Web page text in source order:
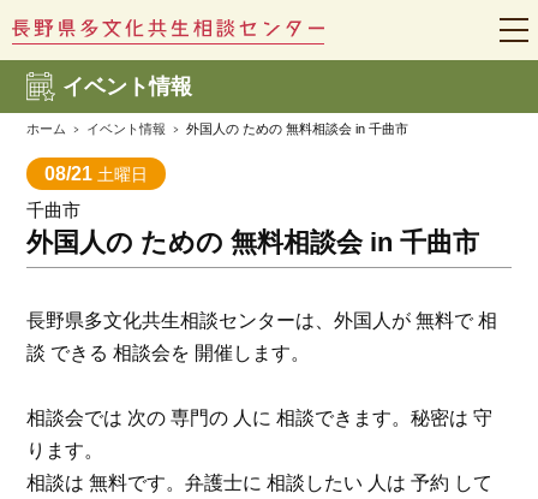
t
l
イベント情報
ホーム イベント情報 外国人の ための 無料相談会 in 千曲市
08/21 土曜日
千曲市
外国人の ための 無料相談会 in 千曲市
長野県多文化共生相談センターは、外国人が 無料で 相
談 できる 相談会を 開催します。
相談会では 次の 専門の 人に 相談できます。秘密は 守
ります。
相談は 無料です。弁護士に 相談したい 人は 予約 して